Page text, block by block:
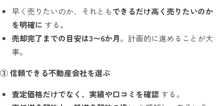
早く売りたいのか、それともできるだけ高く売りたいのか
を明確に する。
売却完了までの目安は3〜6か月。計画的に進めることが大
事。
③信頼できる不動産会社を選ぶ
査定価格だけでなく、実績や口コミを確認 する。